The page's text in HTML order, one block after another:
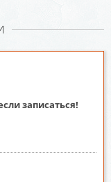
записаться!